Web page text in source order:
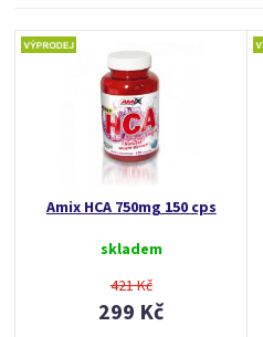
Amix HCA 750mg 150 cps
skladem
421 Kč
299 Kč